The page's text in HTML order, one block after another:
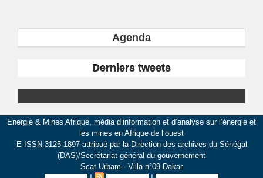
Agenda
Derniers tweets
Energie & Mines Afrique, média d’information et d’analyse sur l’énergie et
les mines en Afrique de l’ouest
E-ISSN 3125-1897 attribué par la Direction des archives du Sénégal
(DAS)/Secrétariat général du gouvernement
Scat Urbam - Villa n°09-Dakar